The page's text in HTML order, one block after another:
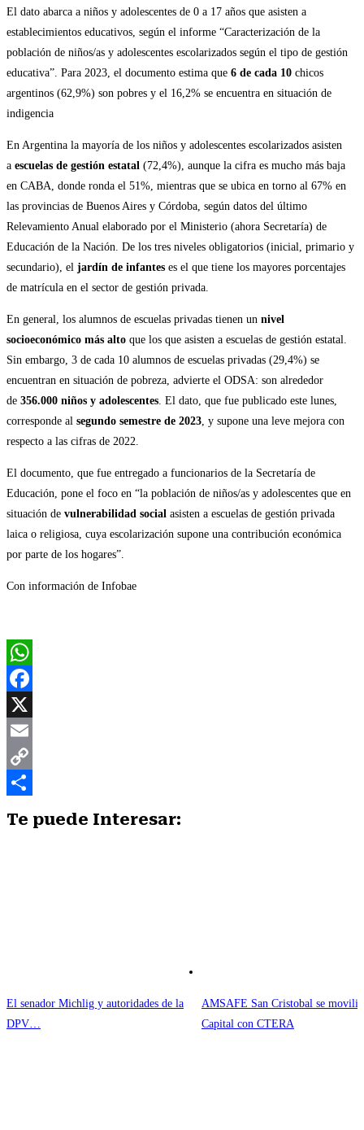
El dato abarca a niños y adolescentes de 0 a 17 años que asisten a
establecimientos educativos, según el informe “Caracterización de la
población de niños/as y adolescentes escolarizados según el tipo de gestión
educativa”. Para 2023, el documento estima que 6 de cada 10 chicos
argentinos (62,9%) son pobres y el 16,2% se encuentra en situación de
indigencia
En Argentina la mayoría de los niños y adolescentes escolarizados asisten
a escuelas de gestión estatal (72,4%), aunque la cifra es mucho más baja
en CABA, donde ronda el 51%, mientras que se ubica en torno al 67% en
las provincias de Buenos Aires y Córdoba, según datos del último
Relevamiento Anual elaborado por el Ministerio (ahora Secretaría) de
Educación de la Nación. De los tres niveles obligatorios (inicial, primario y
secundario), el jardín de infantes es el que tiene los mayores porcentajes
de matrícula en el sector de gestión privada.
En general, los alumnos de escuelas privadas tienen un nivel
socioeconómico más alto que los que asisten a escuelas de gestión estatal.
Sin embargo, 3 de cada 10 alumnos de escuelas privadas (29,4%) se
encuentran en situación de pobreza, advierte el ODSA: son alrededor
de 356.000 niños y adolescentes. El dato, que fue publicado este lunes,
corresponde al segundo semestre de 2023, y supone una leve mejora con
respecto a las cifras de 2022.
El documento, que fue entregado a funcionarios de la Secretaría de
Educación, pone el foco en “la población de niños/as y adolescentes que en
situación de vulnerabilidad social asisten a escuelas de gestión privada
laica o religiosa, cuya escolarización supone una contribución económica
por parte de los hogares”.
Con información de Infobae
WhatsApp
Facebook
X
Email
Copy
Te puede Interesar:
El senador Michlig y autoridades de la
DPV…
AMSAFE San Cristobal se
Capital con CTERA